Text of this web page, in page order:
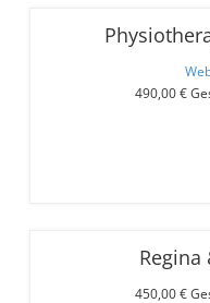
490,00 €
Regina
450,00 €